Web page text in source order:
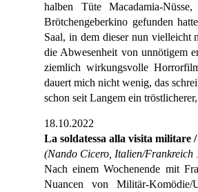
halben Tüte Macadamia-
Brötchengeberkino gefunden
Saal, in dem dieser nun vielleicht
die Abwesenheit von unnötigem
ziemlich wirkungsvolle
dauert mich nicht wenig, das
schon seit Langem ein
18.10.2022
La soldatessa alla visita militare
(Nando Cicero, Italien/Frankreich
Nach einem Wochenende mit
Nuancen von Militär-Komödie/